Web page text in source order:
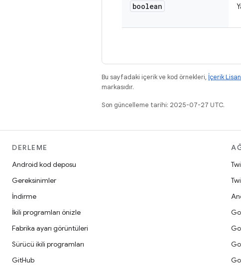
boolean
Bu sayfadaki içerik ve kod örnekleri, İçerik
markasıdır.
Son güncelleme tarihi: 2025-07-27 UTC.
DERLEME
Android kod deposu
Gereksinimler
İndirme
İkili programları önizle
Fabrika ayarı görüntüleri
Sürücü ikili programları
GitHub